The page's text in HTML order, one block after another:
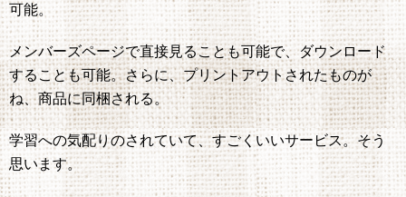
可能。
メンバーズページで直接見ることも可能で、ダウンロード
することも可能。さらに、プリントアウトされたものが
ね、商品に同梱される。
学習への気配りのされていて、すごくいいサービス。そう
思います。